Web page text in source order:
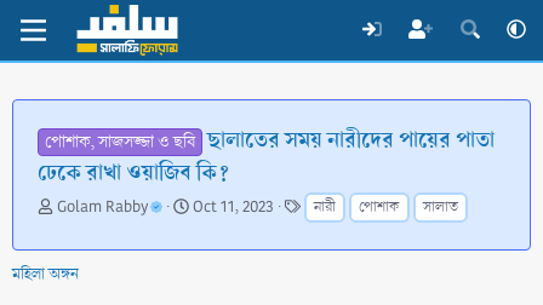
পোশাক, সাজসজ্জা ও ছবি ছালাতের সময় নারীদের পায়ের পাতা
ঢেকে রাখা ওয়াজিব কি?
T
r
e
Golam Rabby
S
a
Oct 11, 2023
T
a
g
নারী পোশাক সালাত
মহিলা অঙ্গন